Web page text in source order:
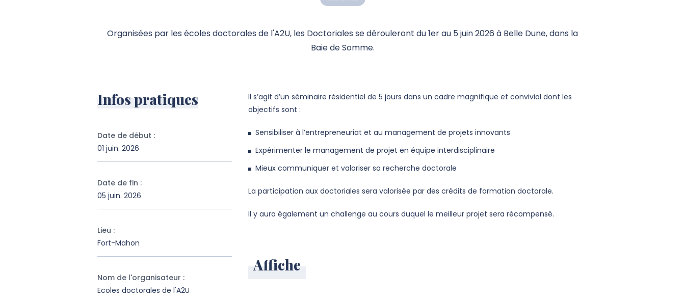
Organisées par les écoles doctorales de l'A2U, les Doctoriales se dérouleront du 1er au 5 juin 2026 à Belle Dune, dans la
Baie de Somme.
Infos pratiques
Date de début :
01 juin. 2026
Date de fin :
05 juin. 2026
Lieu :
Fort-Mahon
Nom de l'organisateur :
Ecoles doctorales de l'A2U
Il s’agit d’un séminaire résidentiel de 5 jours dans un cadre magnifique et convivial dont les
objectifs sont :
Sensibiliser à l’entrepreneuriat et au management de projets innovants
Expérimenter le management de projet en équipe interdisciplinaire
Mieux communiquer et valoriser sa recherche doctorale
La participation aux doctoriales sera valorisée par des crédits de formation doctorale.
Il y aura également un challenge au cours duquel le meilleur projet sera récompensé.
Affiche